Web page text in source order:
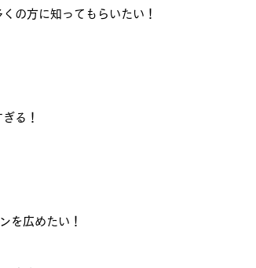
の方に知ってもらいたい！
る！
を広めたい！